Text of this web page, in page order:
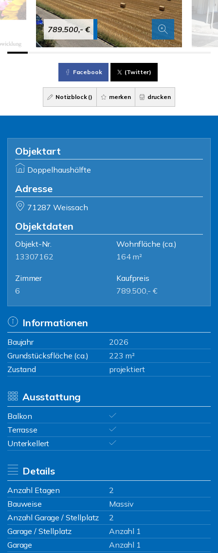
789.500,- €
Facebook (Twitter)
Notizblock () merken drucken
Objektart
Doppelhaushälfte
Adresse
71287 Weissach
Objektdaten
Objekt-Nr.
13307162
Wohnfläche (ca.)
164 m²
Zimmer
6
Kaufpreis
789.500,- €
Informationen
Baujahr
2026
Grundstücksfläche (ca.)
223 m²
Zustand
projektiert
Ausstattung
Balkon
Terrasse
Unterkellert
Details
Anzahl Etagen
2
Bauweise
Massiv
Anzahl Garage / Stellplatz
2
Garage / Stellplatz
Anzahl 1
Garage
Anzahl 1